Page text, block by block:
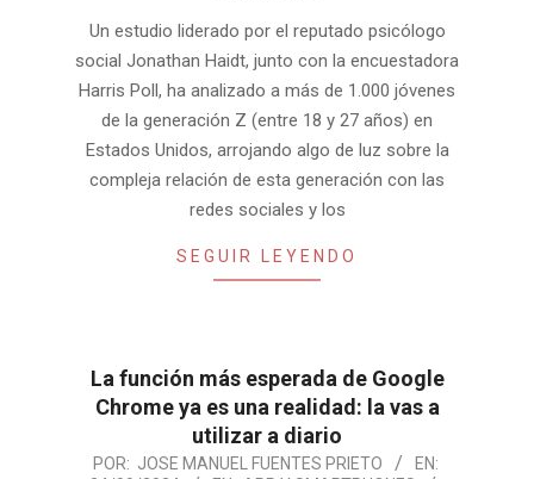
Un estudio liderado por el reputado psicólogo
social Jonathan Haidt, junto con la encuestadora
Harris Poll, ha analizado a más de 1.000 jóvenes
de la generación Z (entre 18 y 27 años) en
Estados Unidos, arrojando algo de luz sobre la
compleja relación de esta generación con las
redes sociales y los
SEGUIR LEYENDO
La función más esperada de Google
Chrome ya es una realidad: la vas a
utilizar a diario
2024-POR: JOSE MANUEL FUENTES PRIETO
EN: